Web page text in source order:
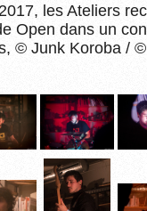
les Ateliers
Open dans un
© Junk Koroba /